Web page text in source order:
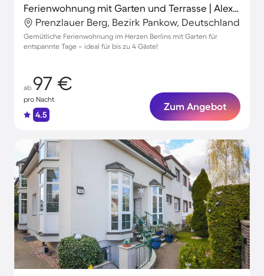
Ferienwohnung mit Garten und Terrasse | Alexanderplatz-Nähe | Perfekt für die Arbeit von Zuhause
Prenzlauer Berg, Bezirk Pankow, Deutschland
Gemütliche Ferienwohnung im Herzen Berlins mit Garten für
entspannte Tage – ideal für bis zu 4 Gäste!
ab 97 €
pro Nacht
4.5
Zum Angebot